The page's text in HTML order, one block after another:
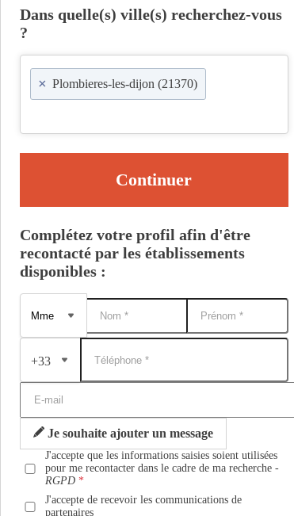
Dans quelle(s) ville(s) recherchez-vous
?
× Plombieres-les-dijon (21370)
Continuer
Complétez votre profil afin d'être
recontacté par les établissements
disponibles :
+33
Je souhaite ajouter un message
J'accepte que les informations saisies soient utilisées
pour me recontacter dans le cadre de ma recherche -
RGPD
J'accepte de recevoir les communications de
partenaires